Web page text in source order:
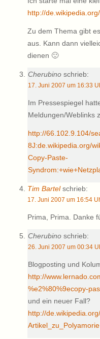
http://
Zu dem Thema gibt
aus. Kann dann
dienen 🙂
Cherubino schrieb:
17. Juni 2007 um 16:33
Im Pressespiegel
Meldungen/Weblinks
http://66.102.9.104/
8J:de.wikipedia.org/
Copy-Paste-
Tim Bartelschrieb:
17. Juni 2007 um 16:54
Prima, Prima. Danke
Cherubino schrieb:
26. Juni 2007 um 00:34
Blogposting und
http://
%e2%80%9ecopy-
und ein neuer Fall?
http://
Artikel_zu_Polyamorie